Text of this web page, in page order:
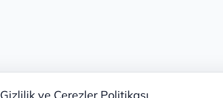
Gizlilik ve Çerezler Politikası